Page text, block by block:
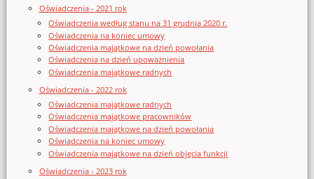
Oświadczenia - 2021 rok
Oświadczenia według stanu na 31 grudnia 2020 r.
Oświadczenia na koniec umowy
Oświadczenia majątkowe na dzień powołania
Oświadczenia na dzień upoważnienia
Oświadczenia majątkowe radnych
Oświadczenia - 2022 rok
Oświadczenia majątkowe radnych
Oświadczenia majątkowe pracowników
Oświadczenia majątkowe na dzień powołania
Oświadczenia na koniec umowy
Oświadczenia majątkowe na dzień objęcia funkcji
Oświadczenia - 2023 rok